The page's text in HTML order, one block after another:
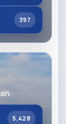
397
5,428